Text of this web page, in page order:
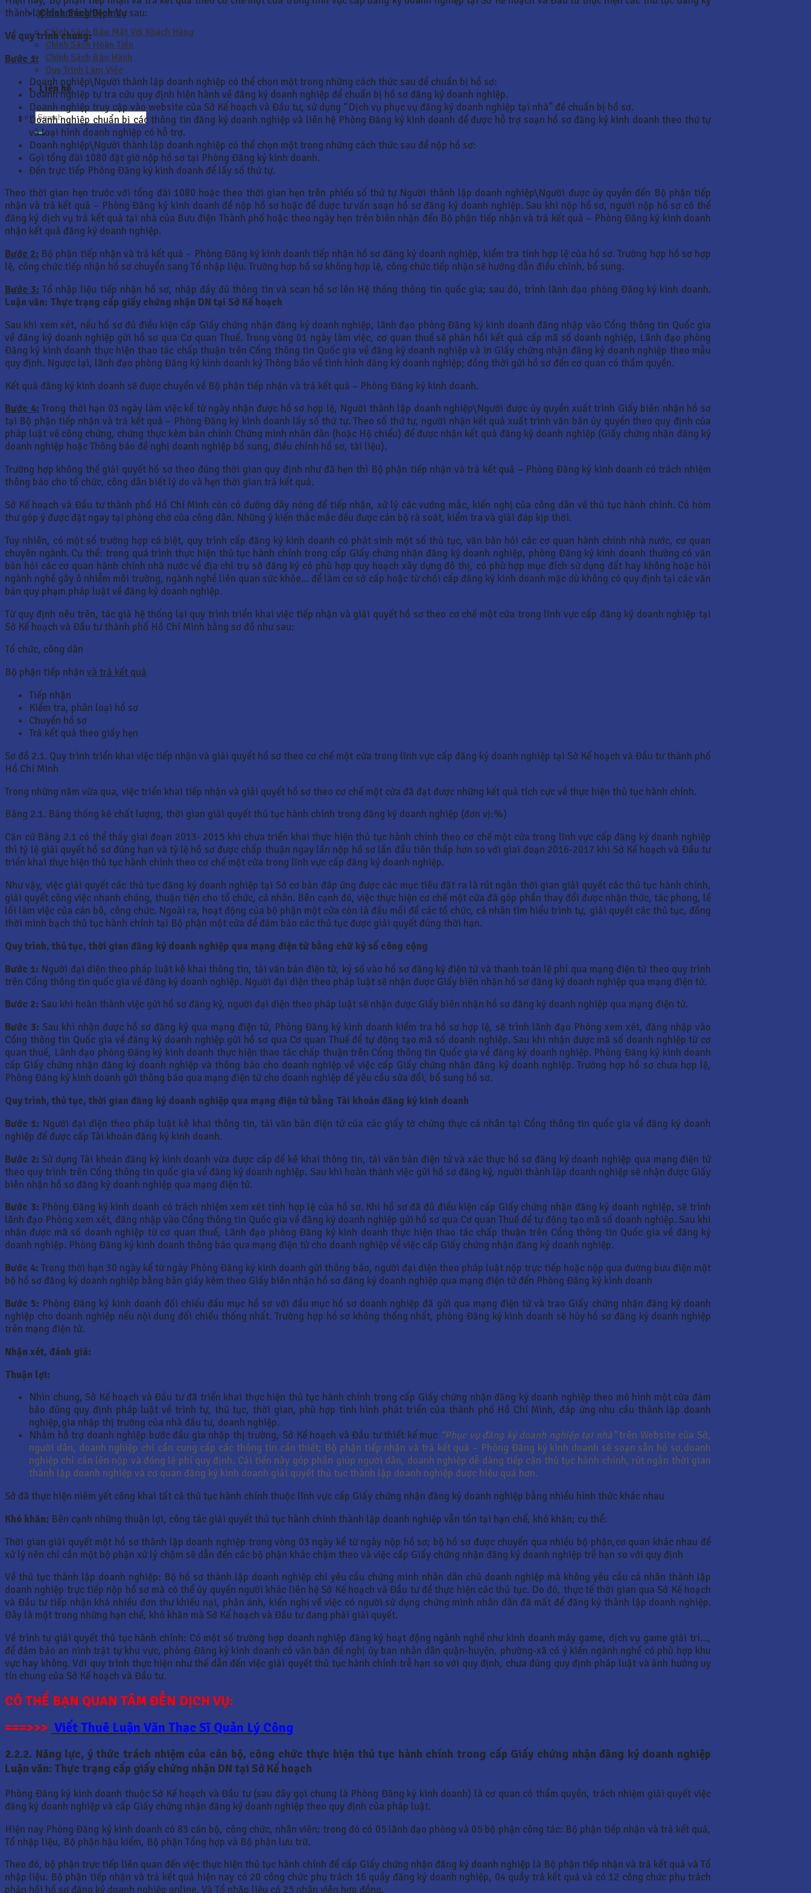
Chính Sách Dịch Vụ
Chính Sách Bảo Mật Với Khách Hàng
Chính Sách Hoàn Tiền
Chính Sách Bảo Hành
Quy Trình Làm Việc
Liên hệ
thành lập doanh nghiệp như sau:
Về quy trình chung:
Bước 1:
Doanh nghiệp\Người thành lập doanh nghiệp có thể chọn một trong những cách thức sau để chuẩn bị hồ sơ:
Doanh nghiệp tự tra cứu quy định hiện hành về đăng ký doanh nghiệp để chuẩn bị hồ sơ đăng ký doanh nghiệp.
Doanh nghiệp truy cập vào website của Sở Kế hoạch và Đầu tư, sử dụng “Dịch vụ phục vụ đăng ký doanh nghiệp tại nhà” để chuẩn bị hồ sơ.
Doanh nghiệp chuẩn bị các thông tin đăng ký doanh nghiệp và liên hệ Phòng Đăng ký kinh doanh để được hỗ trợ soạn hồ sơ đăng ký kinh doanh theo thứ tự
và loại hình doanh nghiệp có hỗ trợ.
Doanh nghiệp\Người thành lập doanh nghiệp có thể chọn một trong những cách thức sau để nộp hồ sơ:
Gọi tổng đài 1080 đặt giờ nộp hồ sơ tại Phòng Đăng ký kinh doanh.
Đến trực tiếp Phòng Đăng ký kinh doanh để lấy số thứ tự.
Theo thời gian hẹn trước với tổng đài 1080 hoặc theo thời gian hẹn trên phiếu số thứ tự Người thành lập doanh nghiệp\Người được ủy quyền đến Bộ phận tiếp
nhận và trả kết quả – Phòng Đăng ký kinh doanh để nộp hồ sơ hoặc để được tư vấn soạn hồ sơ đăng ký doanh nghiệp. Sau khi nộp hồ sơ, người nộp hồ sơ có thể
đăng ký dịch vụ trả kết quả tại nhà của Bưu điện Thành phố hoặc theo ngày hẹn trên biên nhận đến Bộ phận tiếp nhận và trả kết quả – Phòng Đăng ký kinh doanh
nhận kết quả đăng ký doanh nghiệp.
Bước 2: Bộ phận tiếp nhận và trả kết quả – Phòng Đăng ký kinh doanh tiếp nhận hồ sơ đăng ký doanh nghiệp, kiểm tra tính hợp lệ của hồ sơ. Trường hợp hồ sơ hợp
lệ, công chức tiếp nhận hồ sơ chuyển sang Tổ nhập liệu. Trường hợp hồ sơ không hợp lệ, công chức tiếp nhận sẽ hướng dẫn điều chỉnh, bổ sung.
Bước 3: Tổ nhập liệu tiếp nhận hồ sơ, nhập đầy đủ thông tin và scan hồ sơ lên Hệ thống thông tin quốc gia; sau đó, trình lãnh đạo phòng Đăng ký kinh doanh.
Luận văn: Thực trạng cấp giấy chứng nhận DN tại Sở Kế hoạch
Sau khi xem xét, nếu hồ sơ đủ điều kiện cấp Giấy chứng nhận đăng ký doanh nghiệp, lãnh đạo phòng Đăng ký kinh doanh đăng nhập vào Cổng thông tin Quốc gia
về đăng ký doanh nghiệp gửi hồ sơ qua Cơ quan Thuế. Trong vòng 01 ngày làm việc, cơ quan thuế sẽ phản hồi kết quả cấp mã số doanh nghiệp, Lãnh đạo phòng
Đăng ký kinh doanh thực hiện thao tác chấp thuận trên Cổng thông tin Quốc gia về đăng ký doanh nghiệp và in Giấy chứng nhận đăng ký doanh nghiệp theo mẫu
quy định. Ngược lại, lãnh đạo phòng Đăng ký kinh doanh ký Thông báo về tình hình đăng ký doanh nghiệp; đồng thời gửi hồ sơ đến cơ quan có thẩm quyền.
Kết quả đăng ký kinh doanh sẽ được chuyển về Bộ phận tiếp nhận và trả kết quả – Phòng Đăng ký kinh doanh.
Bước 4: Trong thời hạn 03 ngày làm việc kể từ ngày nhận được hồ sơ hợp lệ, Người thành lập doanh nghiệp\Người được ủy quyền xuất trình Giấy biên nhận hồ sơ
tại Bộ phận tiếp nhận và trả kết quả – Phòng Đăng ký kinh doanh lấy số thứ tự. Theo số thứ tự, người nhận kết quả xuất trình văn bản ủy quyền theo quy định của
pháp luật về công chứng, chứng thực kèm bản chính Chứng minh nhân dân (hoặc Hộ chiếu) để được nhận kết quả đăng ký doanh nghiệp (Giấy chứng nhận đăng ký
doanh nghiệp hoặc Thông báo đề nghị doanh nghiệp bổ sung, điều chỉnh hồ sơ, tài liệu).
Trường hợp không thể giải quyết hồ sơ theo đúng thời gian quy định như đã hẹn thì Bộ phận tiếp nhận và trả kết quả – Phòng Đăng ký kinh doanh có trách nhiệm
thông báo cho tổ chức, công dân biết lý do và hẹn thời gian trả kết quả.
Sở Kế hoạch và Đầu tư thành phố Hồ Chí Minh còn có đường dây nóng để tiếp nhận, xử lý các vướng mắc, kiến nghị của công dân về thủ tục hành chính. Có hòm
thư góp ý được đặt ngay tại phòng chờ của công dân. Những ý kiến thắc mắc đều được cán bộ rà soát, kiểm tra và giải đáp kịp thời.
Tuy nhiên, có một số trường hợp cá biệt, quy trình cấp đăng ký kinh doanh có phát sinh một số thủ tục, văn bản hỏi các cơ quan hành chính nhà nước, cơ quan
chuyên ngành. Cụ thể: trong quá trình thực hiện thủ tục hành chính trong cấp Giấy chứng nhận đăng ký doanh nghiệp, phòng Đăng ký kinh doanh thường có văn
bản hỏi các cơ quan hành chính nhà nước về địa chỉ trụ sở đăng ký có phù hợp quy hoạch xây dựng đô thị, có phù hợp mục đích sử dụng đất hay không hoặc hỏi
ngành nghề gây ô nhiễm môi trường, ngành nghề liên quan sức khỏe… để làm cơ sở cấp hoặc từ chối cấp đăng ký kinh doanh mặc dù không có quy định tại các văn
bản quy phạm pháp luật về đăng ký doanh nghiệp.
Từ quy định nêu trên, tác giả hệ thống lại quy trình triển khai việc tiếp nhận và giải quyết hồ sơ theo cơ chế một cửa trong lĩnh vực cấp đăng ký doanh nghiệp tại
Sở Kế hoạch và Đầu tư thành phố Hồ Chí Minh bằng sơ đồ như sau:
Tổ chức, công dân
Bộ phận tiếp nhận và trả kết quả
Tiếp nhận
Kiểm tra, phân loại hồ sơ
Chuyển hồ sơ
Trả kết quả theo giấy hẹn
Sơ đồ 2.1. Quy trình triển khai việc tiếp nhận và giải quyết hồ sơ theo cơ chế một cửa trong lĩnh vực cấp đăng ký doanh nghiệp tại Sở Kế hoạch và Đầu tư thành phố
Hồ Chí Minh
Trong những năm vừa qua, việc triển khai tiếp nhận và giải quyết hồ sơ theo cơ chế một cửa đã đạt được những kết quả tích cực về thực hiện thủ tục hành chính.
Bảng 2.1. Bảng thống kê chất lượng, thời gian giải quyết thủ tục hành chính trong đăng ký doanh nghiệp (đơn vị:%)
Căn cứ Bảng 2.1 có thể thấy giai đoạn 2013- 2015 khi chưa triển khai thực hiện thủ tục hành chính theo cơ chế một cửa trong lĩnh vực cấp đăng ký doanh nghiệp
thì tỷ lệ giải quyết hồ sơ đúng hạn và tỷ lệ hồ sơ được chấp thuận ngay lần nộp hồ sơ lần đầu tiên thấp hơn so với giai đoạn 2016-2017 khi Sở Kế hoạch và Đầu tư
triển khai thực hiện thủ tục hành chính theo cơ chế một cửa trong lĩnh vực cấp đăng ký doanh nghiệp.
Như vậy, việc giải quyết các thủ tục đăng ký doanh nghiệp tại Sở cơ bản đáp ứng được các mục tiêu đặt ra là rút ngắn thời gian giải quyết các thủ tục hành chính,
giải quyết công việc nhanh chóng, thuận tiện cho tổ chức, cá nhân. Bên cạnh đó, việc thực hiện cơ chế một cửa đã góp phần thay đổi được nhận thức, tác phong, lề
lối làm việc của cán bô, công chức. Ngoài ra, hoạt động của bộ phận một cửa còn là đầu mối để các tổ chức, cá nhân tìm hiểu trình tự, giải quyết các thủ tục, đồng
thời minh bạch thủ tục hành chính tại Bộ phận một cửa để đảm bảo các thủ tục được giải quyết đúng thời hạn.
Quy trình, thủ tục, thời gian đăng ký doanh nghiệp qua mạng điện tử bằng chữ ký số công cộng
Bước 1: Người đại diện theo pháp luật kê khai thông tin, tải văn bản điện tử, ký số vào hồ sơ đăng ký điện tử và thanh toán lệ phí qua mạng điện tử theo quy trình
trên Cổng thông tin quốc gia về đăng ký doanh nghiệp. Người đại diện theo pháp luật sẽ nhận được Giấy biên nhận hồ sơ đăng ký doanh nghiệp qua mạng điện tử.
Bước 2: Sau khi hoàn thành việc gửi hồ sơ đăng ký, người đại diện theo pháp luật sẽ nhận được Giấy biên nhận hồ sơ đăng ký doanh nghiệp qua mạng điện tử.
Bước 3: Sau khi nhận được hồ sơ đăng ký qua mạng điện tử, Phòng Đăng ký kinh doanh kiểm tra hồ sơ hợp lệ, sẽ trình lãnh đạo Phòng xem xét, đăng nhập vào
Cổng thông tin Quốc gia về đăng ký doanh nghiệp gửi hồ sơ qua Cơ quan Thuế để tự động tạo mã số doanh nghiệp. Sau khi nhận được mã số doanh nghiệp từ cơ
quan thuế, Lãnh đạo phòng Đăng ký kinh doanh thực hiện thao tác chấp thuận trên Cổng thông tin Quốc gia về đăng ký doanh nghiệp. Phòng Đăng ký kinh doanh
cấp Giấy chứng nhận đăng ký doanh nghiệp và thông báo cho doanh nghiệp về việc cấp Giấy chứng nhận đăng ký doanh nghiệp. Trường hợp hồ sơ chưa hợp lệ,
Phòng Đăng ký kinh doanh gửi thông báo qua mạng điện tử cho doanh nghiệp để yêu cầu sửa đổi, bổ sung hồ sơ.
Quy trình, thủ tục, thời gian đăng ký doanh nghiệp qua mạng điện tử bằng Tài khoản đăng ký kinh doanh
Bước 1: Người đại diện theo pháp luật kê khai thông tin, tải văn bản điện tử của các giấy tờ chứng thực cá nhân tại Cổng thông tin quốc gia về đăng ký doanh
nghiệp để được cấp Tài khoản đăng ký kinh doanh.
Bước 2: Sử dụng Tài khoản đăng ký kinh doanh vừa được cấp để kê khai thông tin, tải văn bản điện tử và xác thực hồ sơ đăng ký doanh nghiệp qua mạng điện tử
theo quy trình trên Cổng thông tin quốc gia về đăng ký doanh nghiệp. Sau khi hoàn thành việc gửi hồ sơ đăng ký, người thành lập doanh nghiệp sẽ nhận được Giấy
biên nhận hồ sơ đăng ký doanh nghiệp qua mạng điện tử.
Bước 3: Phòng Đăng ký kinh doanh có trách nhiệm xem xét tính hợp lệ của hồ sơ. Khi hồ sơ đã đủ điều kiện cấp Giấy chứng nhận đăng ký doanh nghiệp, sẽ trình
lãnh đạo Phòng xem xét, đăng nhập vào Cổng thông tin Quốc gia về đăng ký doanh nghiệp gửi hồ sơ qua Cơ quan Thuế để tự động tạo mã số doanh nghiệp. Sau khi
nhận được mã số doanh nghiệp từ cơ quan thuế, Lãnh đạo phòng Đăng ký kinh doanh thực hiện thao tác chấp thuận trên Cổng thông tin Quốc gia về đăng ký
doanh nghiệp. Phòng Đăng ký kinh doanh thông báo qua mạng điện tử cho doanh nghiệp về việc cấp Giấy chứng nhận đăng ký doanh nghiệp.
Bước 4: Trong thời hạn 30 ngày kể từ ngày Phòng Đăng ký kinh doanh gửi thông báo, người đại diện theo pháp luật nộp trực tiếp hoặc nộp qua đường bưu điện một
bộ hồ sơ đăng ký doanh nghiệp bằng bản giấy kèm theo Giấy biên nhận hồ sơ đăng ký doanh nghiệp qua mạng điện tử đến Phòng Đăng ký kinh doanh
Bước 5: Phòng Đăng ký kinh doanh đối chiếu đầu mục hồ sơ với đầu mục hồ sơ doanh nghiệp đã gửi qua mạng điện tử và trao Giấy chứng nhận đăng ký doanh
nghiệp cho doanh nghiệp nếu nội dung đối chiếu thống nhất. Trường hợp hồ sơ không thống nhất, phòng Đăng ký kinh doanh sẽ hủy hồ sơ đăng ký doanh nghiệp
trên mạng điện tử.
Nhận xét, đánh giá:
Thuận lợi:
Nhìn chung, Sở Kế hoạch và Đầu tư đã triển khai thực hiện thủ tục hành chính trong cấp Giấy chứng nhận đăng ký doanh nghiệp theo mô hình một cửa đảm
bảo đúng quy định pháp luật về trình tự, thủ tục, thời gian, phù hợp tình hình phát triển của thành phố Hồ Chí Minh, đáp ứng nhu cầu thành lập doanh
nghiệp,gia nhập thị trường của nhà đầu tư, doanh nghiệp.
Nhằm hỗ trợ doanh nghiệp bước đầu gia nhập thị trường, Sở Kế hoạch và Đầu tư thiết kế mục “Phục vụ đăng ký doanh nghiệp tại nhà”trên Website của Sở,
người dân, doanh nghiệp chỉ cần cung cấp các thông tin cần thiết; Bộ phận tiếp nhận và trả kết quả – Phòng Đăng ký kinh doanh sẽ soạn sẵn hồ sơ,doanh
nghiệp chỉ cần lên nộp và đóng lệ phí quy định. Cải tiến này góp phần giúp người dân, doanh nghiệp dễ dàng tiếp cận thủ tục hành chính, rút ngắn thời gian
thành lập doanh nghiệp và cơ quan đăng ký kinh doanh giải quyết thủ tục thành lập doanh nghiệp được hiệu quả hơn.
Sở đã thực hiện niêm yết công khai tất cả thủ tục hành chính thuộc lĩnh vực cấp Giấy chứng nhận đăng ký doanh nghiệp bằng nhiều hình thức khác nhau
Khó khăn: Bên cạnh những thuận lợi, công tác giải quyết thủ tục hành chính thành lập doanh nghiệp vẫn tồn tại hạn chế, khó khăn; cụ thể:
Thời gian giải quyết một hồ sơ thành lập doanh nghiệp trong vòng 03 ngày kể từ ngày nộp hồ sơ; bộ hồ sơ được chuyển qua nhiều bộ phận,cơ quan khác nhau để
xử lý nên chỉ cần một bộ phận xử lý chậm sẽ dẫn đến các bộ phận khác chậm theo và việc cấp Giấy chứng nhận đăng ký doanh nghiệp trễ hạn so với quy định
Về thủ tục thành lập doanh nghiệp: Bộ hồ sơ thành lập doanh nghiệp chỉ yêu cầu chứng minh nhân dân chủ doanh nghiệp mà không yêu cầu cá nhân thành lập
doanh nghiệp trực tiếp nộp hồ sơ mà có thể ủy quyền người khác liên hệ Sở Kế hoạch và Đầu tư để thực hiện các thủ tục. Do đó, thực tế thời gian qua Sở Kế hoạch
và Đầu tư tiếp nhận khá nhiều đơn thư khiếu nại, phản ánh, kiến nghị về việc có người sử dụng chứng minh nhân dân đã mất để đăng ký thành lập doanh nghiệp.
Đây là một trong những hạn chế, khó khăn mà Sở Kế hoạch và Đầu tư đang phải giải quyết.
Về trình tự giải quyết thủ tục hành chính: Có một số trường hợp doanh nghiệp đăng ký hoạt động ngành nghề như kinh doanh máy game, dịch vụ game giải trí…,
để đảm bảo an ninh trật tự khu vực, phòng Đăng ký kinh doanh có văn bản đề nghị ủy ban nhân dân quận-huyện, phường-xã có ý kiến ngành nghề có phù hợp khu
vực hay không. Với quy trình thực hiện như thế dẫn đến việc giải quyết thủ tục hành chính trễ hạn so với quy định, chưa đúng quy định pháp luật và ảnh hưởng uy
tín chung của Sở Kế hoạch và Đầu tư.
CÓ THỂ BẠN QUAN TÂM ĐẾN DỊCH VỤ:
===>>> Viết Thuê Luận Văn Thạc Sĩ Quản Lý Công
2.2.2. Năng lực, ý thức trách nhiệm của cán bộ, công chức thực hiện thủ tục hành chính trong cấp Giấy chứng nhận đăng ký doanh nghiệp
Luận văn: Thực trạng cấp giấy chứng nhận DN tại Sở Kế hoạch
Phòng Đăng ký kinh doanh thuộc Sở Kế hoạch và Đầu tư (sau đây gọi chung là Phòng Đăng ký kinh doanh) là cơ quan có thẩm quyền, trách nhiệm giải quyết việc
đăng ký doanh nghiệp và cấp Giấy chứng nhận đăng ký doanh nghiệp theo quy định của pháp luật.
Hiện nay Phòng Đăng ký kinh doanh có 83 cán bộ, công chức, nhân viên; trong đó có 05 lãnh đạo phòng và 05 bộ phận công tác: Bộ phận tiếp nhận và trả kết quả,
Tổ nhập liệu, Bộ phận hậu kiểm, Bộ phận Tổng hợp và Bộ phận lưu trữ.
Theo đó, bộ phận trực tiếp liên quan đến việc thực hiện thủ tục hành chính để cấp Giấy chứng nhận đăng ký doanh nghiệp là Bộ phận tiếp nhận và trả kết quả và Tổ
nhập liệu. Bộ phận tiếp nhận và trả kết quả hiện nay có 20 công chức phụ trách 16 quầy đăng ký doanh nghiệp, 04 quầy trả kết quả và có 12 công chức phụ trách
phản hồi hồ sơ đăng ký doanh nghiệp online. Và Tổ nhập liệu có 25 nhân viên hợp đồng.